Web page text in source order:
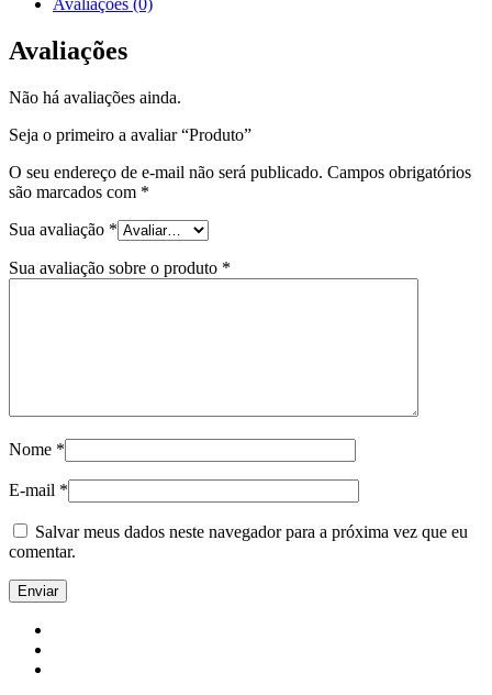
Avaliações
Não há avaliações ainda.
Seja o primeiro a avaliar “Produto”
O seu endereço de e-mail não será publicado. Campos obrigatórios
são marcados com *
Sua avaliação *
Sua avaliação sobre o produto *
Nome *
E-mail *
Salvar meus dados neste navegador para a próxima vez que eu
comentar.